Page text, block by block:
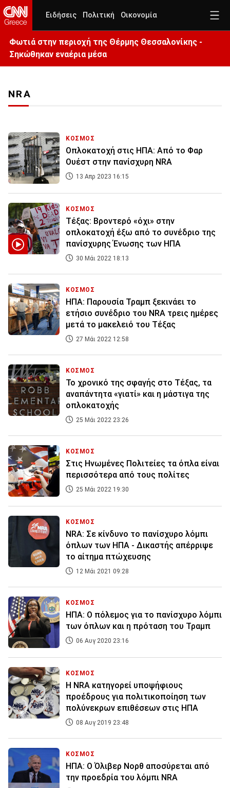
Ειδήσεις Πολιτική Οικονομία
Φωτιά στην περιοχή της Θέρμης Θεσσαλονίκης -
Σηκώθηκαν εναέρια μέσα
NRA
ΚΟΣΜΟΣ
Οπλοκατοχή στις ΗΠΑ: Από το Φαρ
Ουέστ στην πανίσχυρη NRA
13 Απρ 2023 16:15
ΚΟΣΜΟΣ
Τέξας: Βροντερό «όχι» στην
οπλοκατοχή έξω από το συνέδριο της
πανίσχυρης Ένωσης των ΗΠΑ
30 Μάι 2022 18:13
ΚΟΣΜΟΣ
ΗΠΑ: Παρουσία Τραμπ ξεκινάει το
ετήσιο συνέδριο του NRA τρεις ημέρες
μετά το μακελειό του Τέξας
27 Μάι 2022 12:58
ΚΟΣΜΟΣ
Το χρονικό της σφαγής στο Τέξας, τα
αναπάντητα «γιατί» και η μάστιγα της
οπλοκατοχής
25 Μάι 2022 23:26
ΚΟΣΜΟΣ
Στις Ηνωμένες Πολιτείες τα όπλα είναι
περισσότερα από τους πολίτες
25 Μάι 2022 19:30
ΚΟΣΜΟΣ
NRA: Σε κίνδυνο το πανίσχυρο λόμπι
όπλων των ΗΠΑ - Δικαστής απέρριψε
το αίτημα πτώχευσης
12 Μάι 2021 09:28
ΚΟΣΜΟΣ
ΗΠΑ: Ο πόλεμος για το πανίσχυρο λόμπι
των όπλων και η πρόταση του Τραμπ
06 Αυγ 2020 23:16
ΚΟΣΜΟΣ
Η NRA κατηγορεί υποψήφιους
προέδρους για πολιτικοποίηση των
πολύνεκρων επιθέσεων στις ΗΠΑ
08 Αυγ 2019 23:48
ΚΟΣΜΟΣ
ΗΠΑ: Ο Όλιβερ Νορθ αποσύρεται από
την προεδρία του λόμπι NRA